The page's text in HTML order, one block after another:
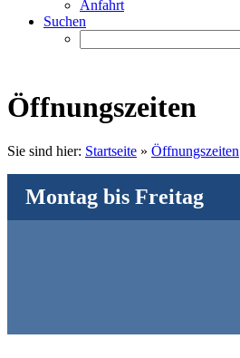
Anfahrt
Suchen
Öffnungszeiten
Sie sind hier: Startseite » Öffnungszeiten
Montag bis Freitag